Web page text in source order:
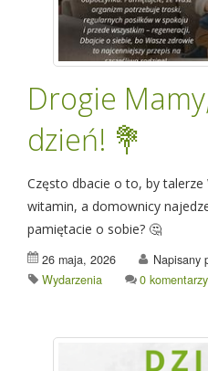
Drogie
dzień! 💐
Często dbacie o to, by talerze
witamin, a domownicy
pamiętacie o sobie? 🤔
26 maja, 2026 Napisany
Wydarzenia
0 komentarzy